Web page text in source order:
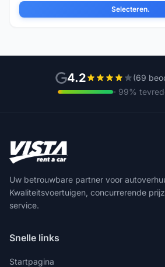
Selecteren.
4.2
(69
· 99%
Uw betrouwbare partner voor
Kwaliteitsvoertuigen, concurrerende
service.
Snelle links
Startpagina